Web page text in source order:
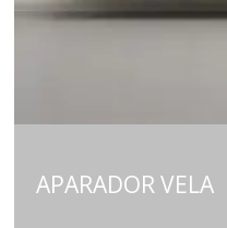
APARADOR VELA